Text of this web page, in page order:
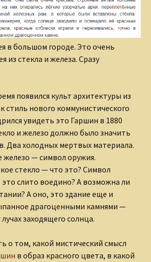
в большом городе. Это очень
из стекла и железа. Сразу
появился культ архитектуры из
стиль нового коммунистического
увидеть это Гаршин в 1880
и железо должно было значить
Два холодных мертвых материала.
железо — символ оружия.
стекло — что это? Символ
слито воедино? А возможна ли
А оно, это здание еще и
драгоценными камнями —
заходящего солнца.
о том, какой мистический смысл
в образ красного цвета, в какой